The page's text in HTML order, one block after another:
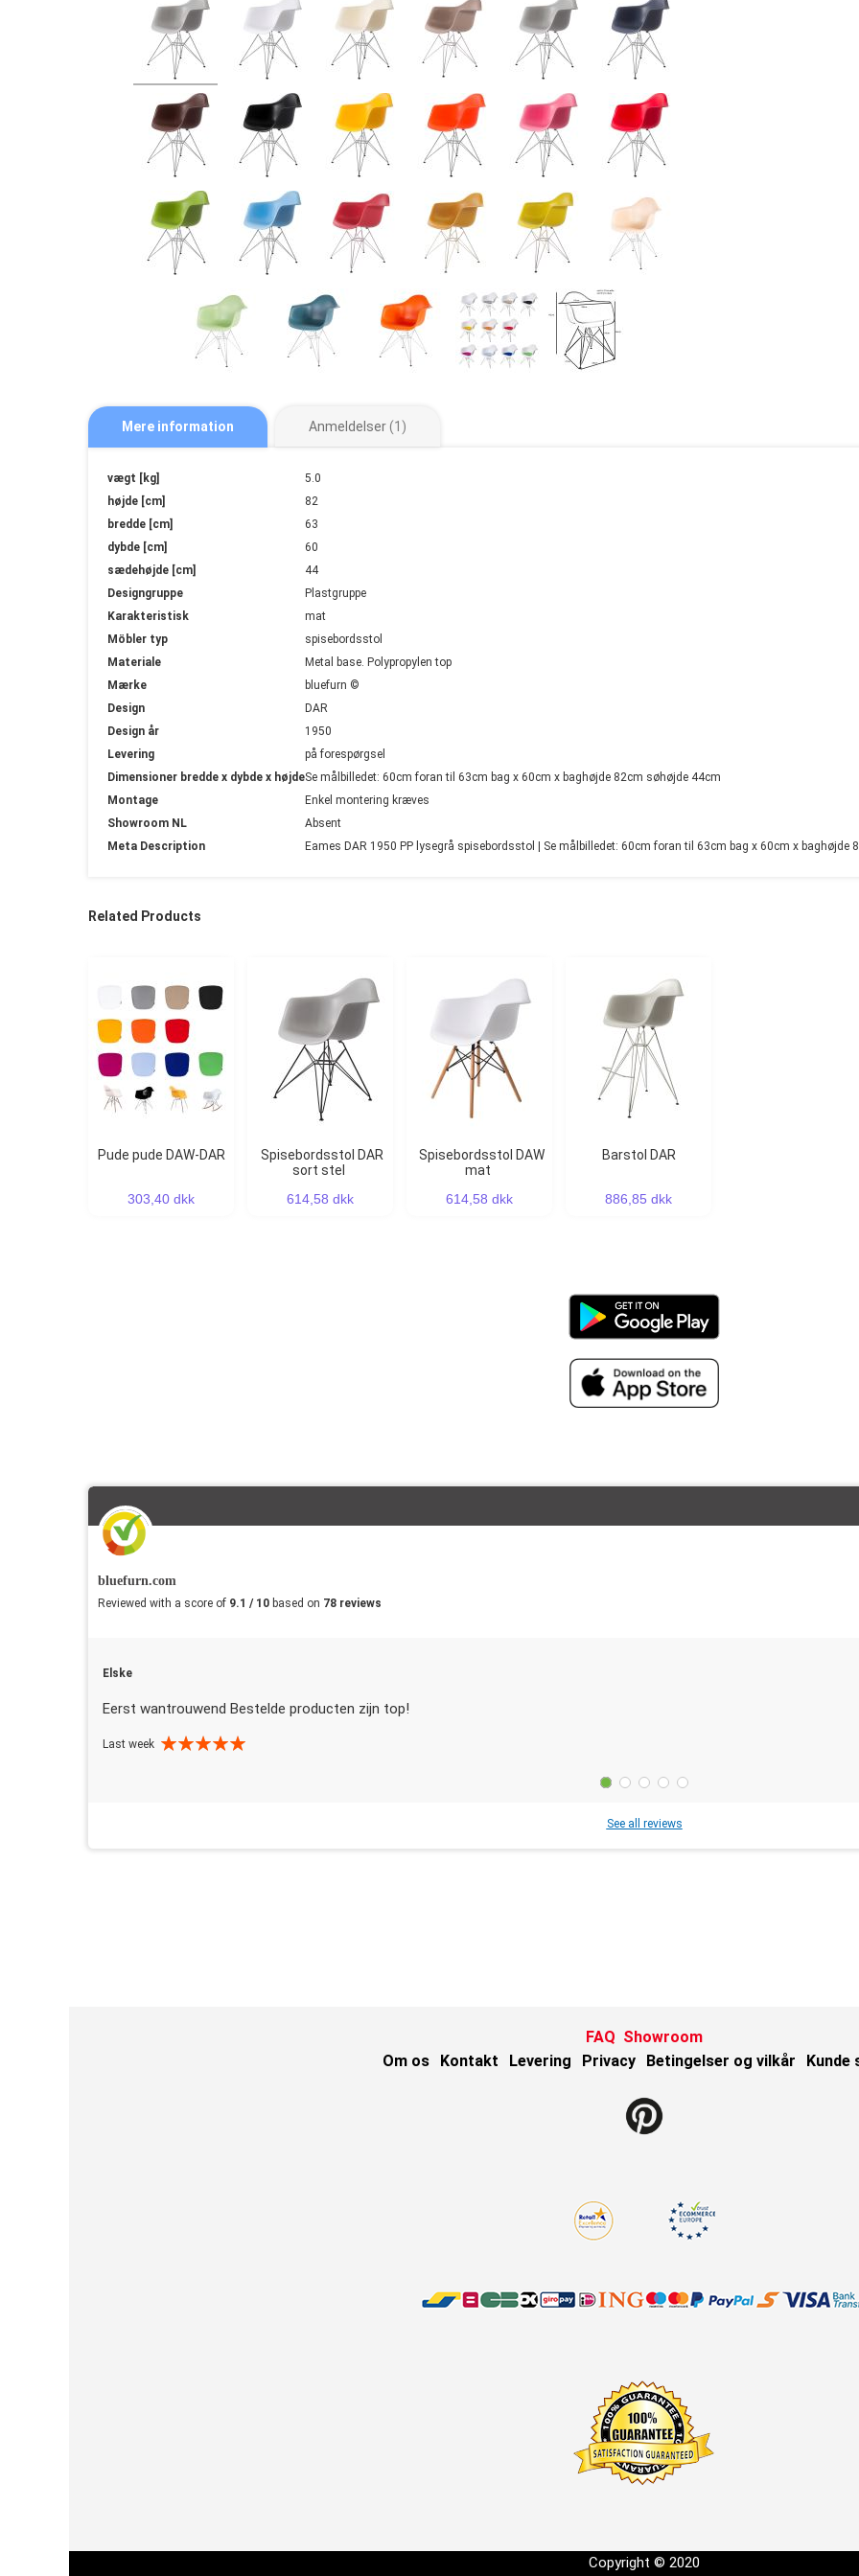
Mere information
Mere
information
vægt [kg]
5.0
højde [cm]
82
bredde [cm]
63
dybde [cm]
60
sædehøjde [cm]
44
Designgruppe
Plastgruppe
Karakteristisk
mat
Möbler typ
spisebordsstol
Materiale
Metal base. Polypropylen top
Mærke
bluefurn ©
Design
DAR
Design år
1950
Levering
på forespørgsel
Dimensioner bredde x dybde x højdeSe målbilledet: 60cm foran til 63cm bag x 60cm x baghøjde 82cm søhøjde 44cm
Montage
Enkel montering kræves
Showroom NL
Absent
Meta Description
Eames DAR 1950 PP lysegrå spisebordsstol | Se målbilledet: 60cm foran til 63cm bag x 60cm x baghøjde
Anmeldelser 1
Related Products
Pude pude DAW-DAR
303,40 dkk
Spisebordsstol DAR
sort stel
614,58 dkk
Spisebordsstol DAW
mat
614,58 dkk
Barstol DAR
886,85 dkk
bluefurn.com
Reviewed with a score of 9.1 / 10 based on 78 reviews
Elske
Eerst wantrouwend Bestelde producten zijn top!
Last week
See all reviews
FAQ Showroom
Om os
Kontakt Levering Privacy Betingelser og vilkår Kunde
Copyright © 2020